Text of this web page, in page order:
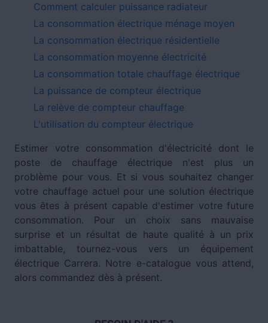
Comment calculer puissance radiateur
La consommation électrique ménage moyen
La consommation électrique résidentielle
La consommation moyenne électricité
La consommation totale chauffage électrique
La puissance de compteur électrique
La relève de compteur chauffage
L'utilisation du compteur électrique
Estimer votre consommation d'électricité dont le
poste de chauffage électrique n'est plus un
problème pour vous. Et si vous souhaitez changer
votre chauffage actuel pour une solution électrique
vous êtes à présent capable d'estimer votre future
consommation. Pour un choix sans mauvaise
surprise et un résultat de haute qualité à un prix
imbattable, tournez-vous vers un équipement
électrique Carrera. Notre e-catalogue vous attend,
alors commandez dès à présent.